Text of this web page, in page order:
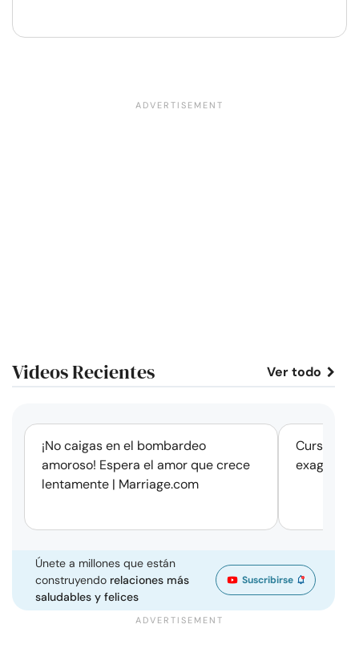
Videos Recientes Ver todo
¡No caigas en el bombardeo
amoroso! Espera el amor que crece
lentamente | Marriage.com
Cursos
Únete a millones que están
construyendo relaciones más
saludables y felices
Suscribirse